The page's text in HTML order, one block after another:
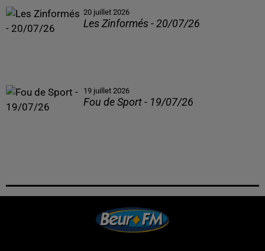
20 juillet 2026
Les Zinformés - 20/07/26
19 juillet 2026
Fou de Sport - 19/07/26